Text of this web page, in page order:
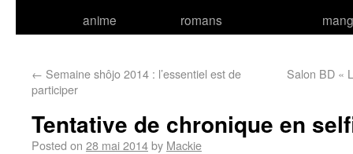
anime
romans
← Semaine shôjo 2014 : l’essentiel est de
participer
Salon BD «
Tentative de chronique en
Posted on 28 mai 2014by Mackie